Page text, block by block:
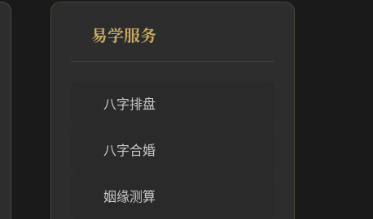
易学服务
八字排盘
八字合婚
姻缘测算